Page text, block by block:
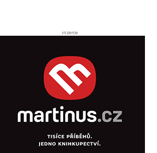
inzerce